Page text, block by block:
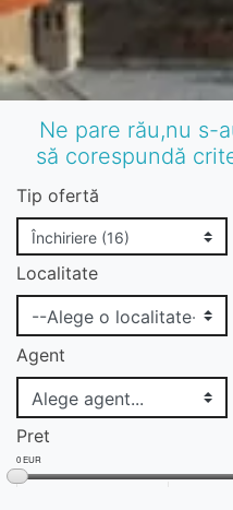
Ne pare rău,nu s-
să corespundă
Tip ofertă
Localitate
Agent
Pret
0 EUR